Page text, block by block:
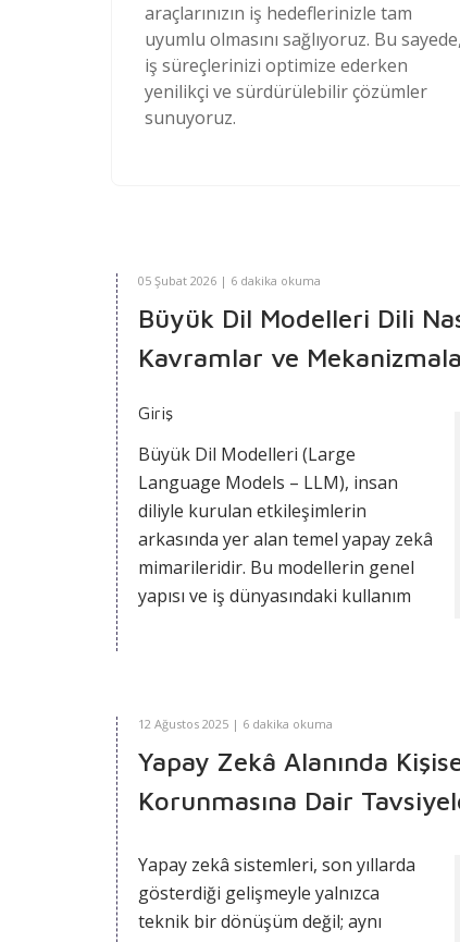
araçlarınızın iş hedeflerinizle tam
uyumlu olmasını sağlıyoruz. Bu sayede,
iş süreçlerinizi optimize ederken
yenilikçi ve sürdürülebilir çözümler
sunuyoruz.
05 Şubat 2026 | 6 dakika okuma
Büyük Dil Modelleri Dili
Kavramlar ve
Giriş
Büyük Dil Modelleri (Large
Language Models – LLM), insan
diliyle kurulan etkileşimlerin
arkasında yer alan temel yapay zekâ
mimarileridir. Bu modellerin genel
yapısı ve iş dünyasındaki kullanım
Bu yazı ise, büyük dil modellerinin
dili nasıl işlediğine odaklanarak, bu
etkileşimin arkasında yer alan
aşağıdaki temel kavramları ve
amaçlamaktadır:
Tokenization(Metni Parçalara
Ayırma)
12 Ağustos 2025 | 6 dakika okuma
Yapay Zekâ Alanında
Korunmasına Dair
Yapay zekâ sistemleri, son yıllarda
gösterdiği gelişmeyle yalnızca
teknik bir dönüşüm değil; aynı